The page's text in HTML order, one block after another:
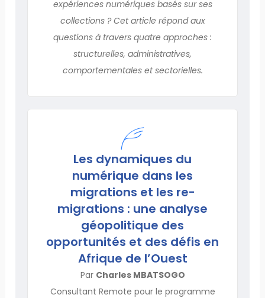
expériences numériques basés sur ses
collections ? Cet article répond aux
questions à travers quatre approches :
structurelles, administratives,
comportementales et sectorielles.
Les dynamiques du
numérique dans les
migrations et les re-
migrations : une analyse
géopolitique des
opportunités et des défis en
Afrique de l’Ouest
Par Charles MBATSOGO
Consultant Remote pour le programme